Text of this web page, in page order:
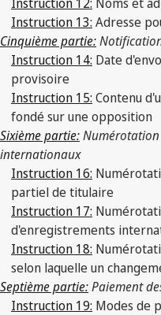
Instruction 13: Adresse
Cinquième partie:
Instruction 14: Date
provisoire
Instruction 15: Contenu
fondé sur une opposition
Sixième partie:
internationaux
Instruction 16:
partiel de titulaire
Instruction 17:
d'enregistrements
Instruction 18:
selon laquelle un
Septième partie:Paiement
Instruction 19: Modes de